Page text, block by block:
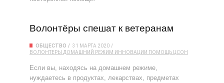
Волонтёры спешат к ветеранам
ОБЩЕСТВО
31 МАРТА 2020
ВОЛОНТЕРЫ ДОМАШНИЙ РЕЖИМ ИННОВАЦИИ ПОМОЩЬ ЦСОН
Если вы, находясь на домашнем режиме,
нуждаетесь в продуктах, лекарствах, предметах